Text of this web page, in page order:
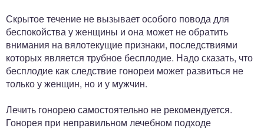
Скрытое течение не вызывает особого повода для
беспокойства у женщины и она может не обратить
внимания на вялотекущие признаки, последствиями
которых является трубное бесплодие. Надо сказать, что
бесплодие как следствие гонореи может развиться не
только у женщин, но и у мужчин.
Лечить гонорею самостоятельно не рекомендуется.
Гонорея при неправильном лечебном подходе